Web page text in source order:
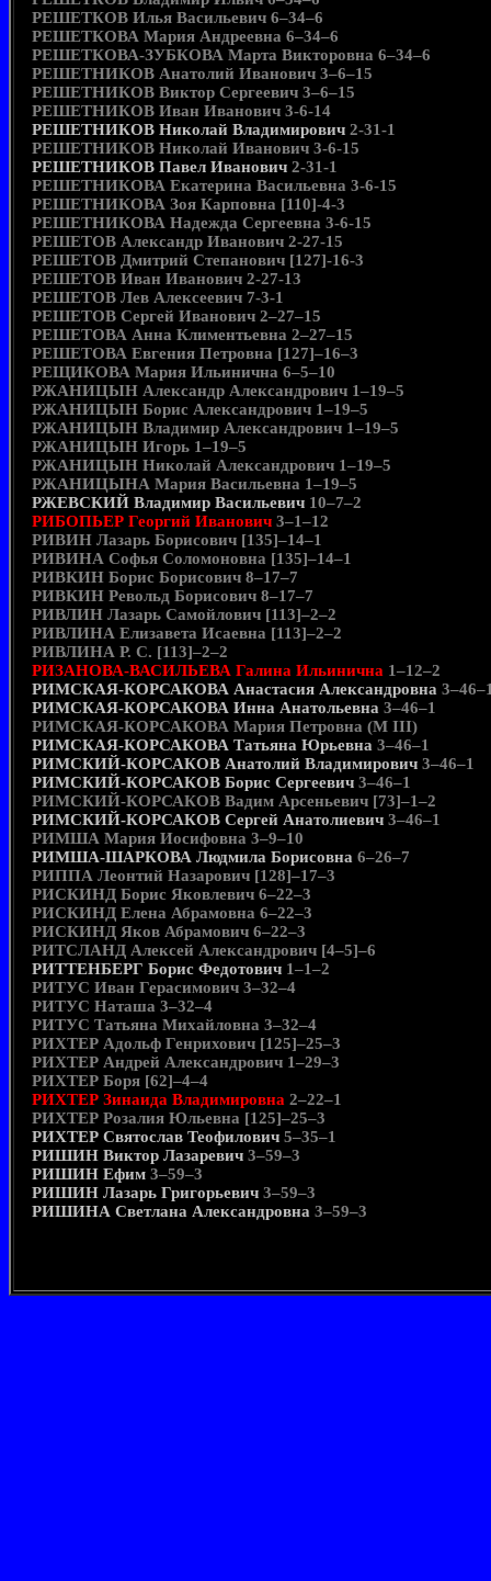
РЕШЕТКОВ Илья Васильевич 6–34–6
РЕШЕТКОВА Мария Андреевна 6–34–6
РЕШЕТКОВА-ЗУБКОВА Марта Викторовна 6–34–6
РЕШЕТНИКОВ Анатолий Иванович 3–6–15
РЕШЕТНИКОВ Виктор Сергеевич 3–6–15
РЕШЕТНИКОВ Иван Иванович 3-6-14
РЕШЕТНИКОВ Николай Владимирович 2-31-1
РЕШЕТНИКОВ Николай Иванович 3-6-15
РЕШЕТНИКОВ Павел Иванович 2-31-1
РЕШЕТНИКОВА Екатерина Васильевна 3-6-15
РЕШЕТНИКОВА Зоя Карповна [110]-4-3
РЕШЕТНИКОВА Надежда Сергеевна 3-6-15
РЕШЕТОВ Александр Иванович 2-27-15
РЕШЕТОВ Дмитрий Степанович [127]-16-3
РЕШЕТОВ Иван Иванович 2-27-13
РЕШЕТОВ Лев Алексеевич 7-3-1
РЕШЕТОВ Сергей Иванович 2–27–15
РЕШЕТОВА Анна Климентьевна 2–27–15
РЕШЕТОВА Евгения Петровна [127]–16–3
РЕЩИКОВА Мария Ильинична 6–5–10
РЖАНИЦЫН Александр Александрович 1–19–5
РЖАНИЦЫН Борис Александрович 1–19–5
РЖАНИЦЫН Владимир Александрович 1–19–5
РЖАНИЦЫН Игорь 1–19–5
РЖАНИЦЫН Николай Александрович 1–19–5
РЖАНИЦЫНА Мария Васильевна 1–19–5
РЖЕВСКИЙ Владимир Васильевич 10–7–2
РИБОПЬЕР Георгий Иванович 3–1–12
РИВИН Лазарь Борисович [135]–14–1
РИВИНА Софья Соломоновна [135]–14–1
РИВКИН Борис Борисович 8–17–7
РИВКИН Револьд Борисович 8–17–7
РИВЛИН Лазарь Самойлович [113]–2–2
РИВЛИНА Елизавета Исаевна [113]–2–2
РИВЛИНА Р. С. [113]–2–2
РИЗАНОВА-ВАСИЛЬЕВА Галина Ильинична 1–12–2
РИМСКАЯ-КОРСАКОВА Анастасия Александровна
РИМСКАЯ-КОРСАКОВА Инна Анатольевна 3–46–1
РИМСКАЯ-КОРСАКОВА Мария Петровна (М III)
РИМСКАЯ-КОРСАКОВА Татьяна Юрьевна 3–46–1
РИМСКИЙ-КОРСАКОВ Анатолий Владимирович 3–46–1
РИМСКИЙ-КОРСАКОВ Борис Сергеевич 3–46–1
РИМСКИЙ-КОРСАКОВ Вадим Арсеньевич [73]–1–2
РИМСКИЙ-КОРСАКОВ Сергей Анатолиевич 3–46–1
РИМША Мария Иосифовна 3–9–10
РИМША-ШАРКОВА Людмила Борисовна 6–26–7
РИППА Леонтий Назарович [128]–17–3
РИСКИНД Борис Яковлевич 6–22–3
РИСКИНД Елена Абрамовна 6–22–3
РИСКИНД Яков Абрамович 6–22–3
РИТСЛАНД Алексей Александрович [4–5]–6
РИТТЕНБЕРГ Борис Федотович 1–1–2
РИТУС Иван Герасимович 3–32–4
РИТУС Наташа 3–32–4
РИТУС Татьяна Михайловна 3–32–4
РИХТЕР Адольф Генрихович [125]–25–3
РИХТЕР Андрей Александрович 1–29–3
РИХТЕР Боря [62]–4–4
РИХТЕР Зинаида Владимировна 2–22–1
РИХТЕР Розалия Юльевна [125]–25–3
РИХТЕР Святослав Теофилович 5–35–1
РИШИН Виктор Лазаревич 3–59–3
РИШИН Ефим 3–59–3
РИШИН Лазарь Григорьевич 3–59–3
РИШИНА Светлана Александровна 3–59–3